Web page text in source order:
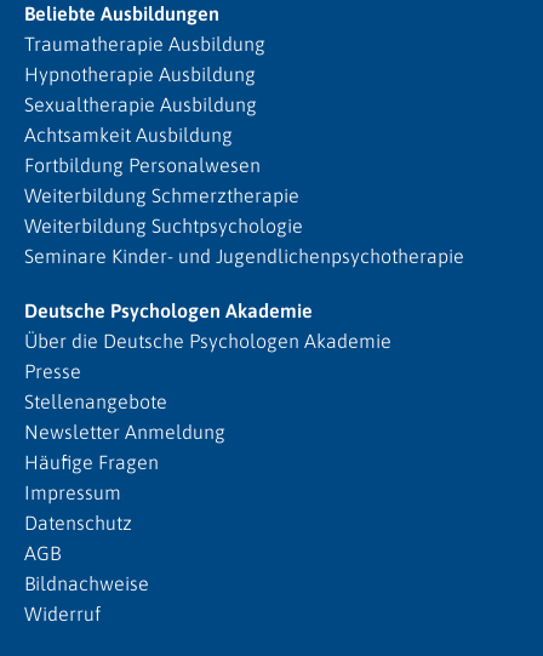
Beliebte Ausbildungen
Traumatherapie Ausbildung
Hypnotherapie Ausbildung
Sexualtherapie Ausbildung
Achtsamkeit Ausbildung
Fortbildung Personalwesen
Weiterbildung Schmerztherapie
Weiterbildung Suchtpsychologie
Seminare Kinder- und Jugendlichenpsychotherapie
Deutsche Psychologen Akademie
Über die Deutsche Psychologen Akademie
Presse
Stellenangebote
Newsletter Anmeldung
Häufige Fragen
Impressum
Datenschutz
AGB
Bildnachweise
Widerruf